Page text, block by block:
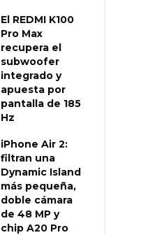
El REDMI K100
Pro Max
recupera el
subwoofer
integrado y
apuesta por
pantalla de 185
Hz
iPhone Air 2:
filtran una
Dynamic Island
más pequeña,
doble cámara
de 48 MP y
chip A20 Pro